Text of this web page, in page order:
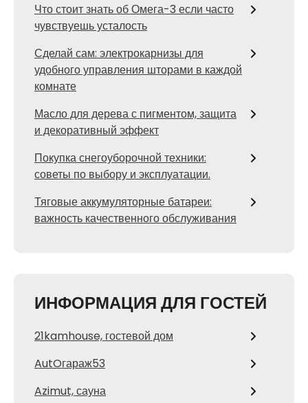
Что стоит знать об Омега-3 если часто
чувствуешь усталость
Сделай сам: электрокарнизы для
удобного управления шторами в каждой
комнате
Масло для дерева с пигментом, защита
и декоративный эффект
Покупка снегоуборочной техники:
советы по выбору и эксплуатации.
Тяговые аккумуляторные батареи:
важность качественного обслуживания
ИНФОРМАЦИЯ ДЛЯ ГОСТЕЙ
21kamhouse, гостевой дом
AutOгараж53
Azimut, сауна